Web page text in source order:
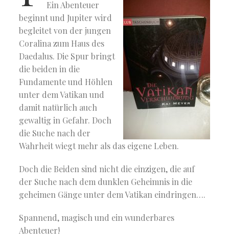
Ein Abenteuer
beginnt und Jupiter wird
begleitet von der jungen
Coralina zum Haus des
Daedalus. Die Spur bringt
die beiden in die
Fundamente und Höhlen
unter dem Vatikan und
damit natürlich auch
gewaltig in Gefahr. Doch
die Suche nach der
Wahrheit wiegt mehr als das eigene Leben.
Doch die Beiden sind nicht die einzigen, die auf
der Suche nach dem dunklen Geheimnis in die
geheimen Gänge unter dem Vatikan eindringen….
Spannend, magisch und ein wunderbares
Abenteuer!